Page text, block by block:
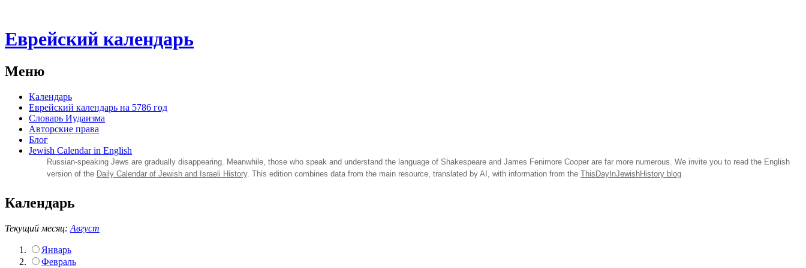
Еврейский календарь
Меню
Календарь
Еврейский календарь на 5786 год
Словарь Иудаизма
Авторские права
Блог
Jewish Calendar in English
Russian‑speaking Jews are gradually disappearing. Meanwhile, those who speak and understand the language of Shakespeare and James Fenimore Cooper are far more numerous. We invite you to read the English
version of the Daily Calendar of Jewish and Israeli History. This edition combines data from the main resource, translated by AI, with information from the ThisDayInJewishHistory blog
Календарь
Текущий месяц: Август
Январь
Февраль